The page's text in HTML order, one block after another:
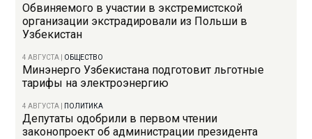
Обвиняемого в участии в экстремистской
организации экстрадировали из Польши в
Узбекистан
4 АВГУСТА ОБЩЕСТВО
Минэнерго Узбекистана подготовит льготные
тарифы на электроэнергию
4 АВГУСТА ПОЛИТИКА
Депутаты одобрили в первом чтении
законопроект об администрации президента